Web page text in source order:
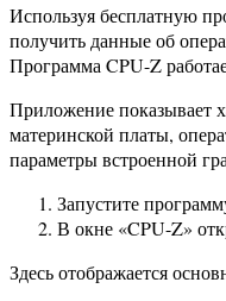
Используя бесплатную
получить данные об
Программа CPU-Z
Приложение показывает
материнской платы,
параметры встроенной
Запустите
В окне «CPU-Z»
Здесь отображается